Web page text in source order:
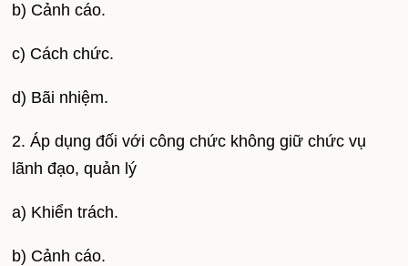
b) Cảnh cáo.
c) Cách chức.
d) Bãi nhiệm.
2. Áp dụng đối với công chức không giữ chức vụ
lãnh đạo, quản lý
a) Khiển trách.
b) Cảnh cáo.